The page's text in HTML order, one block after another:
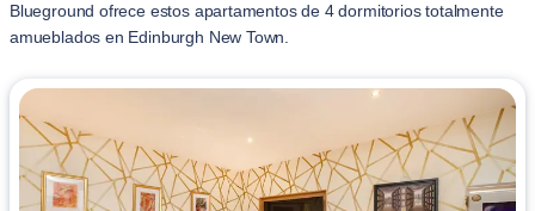
Blueground ofrece estos apartamentos de 4 dormitorios totalmente
amueblados en Edinburgh New Town.